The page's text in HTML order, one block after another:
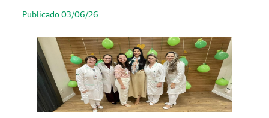
Publicado 03/06/26